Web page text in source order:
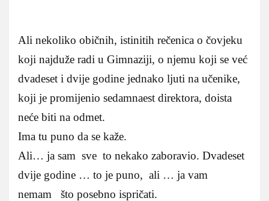
Ali nekoliko običnih, istinitih rečenica o čovjeku
koji najduže radi u Gimnaziji, o njemu koji se već
dvadeset i dvije godine jednako ljuti na učenike,
koji je promijenio sedamnaest direktora, doista
neće biti na odmet.
Ima tu puno da se kaže.
Ali… ja sam sve to nekako zaboravio. Dvadeset
dvije godine … to je puno, ali … ja vam
nemam što posebno ispričati.